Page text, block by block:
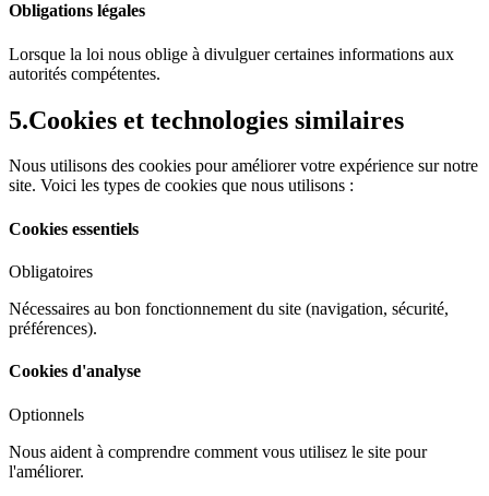
Obligations légales
Lorsque la loi nous oblige à divulguer certaines informations aux
autorités compétentes.
5.Cookies et technologies similaires
Nous utilisons des cookies pour améliorer votre expérience sur notre
site. Voici les types de cookies que nous utilisons :
Cookies essentiels
Obligatoires
Nécessaires au bon fonctionnement du site (navigation, sécurité,
préférences).
Cookies d'analyse
Optionnels
Nous aident à comprendre comment vous utilisez le site pour
l'améliorer.